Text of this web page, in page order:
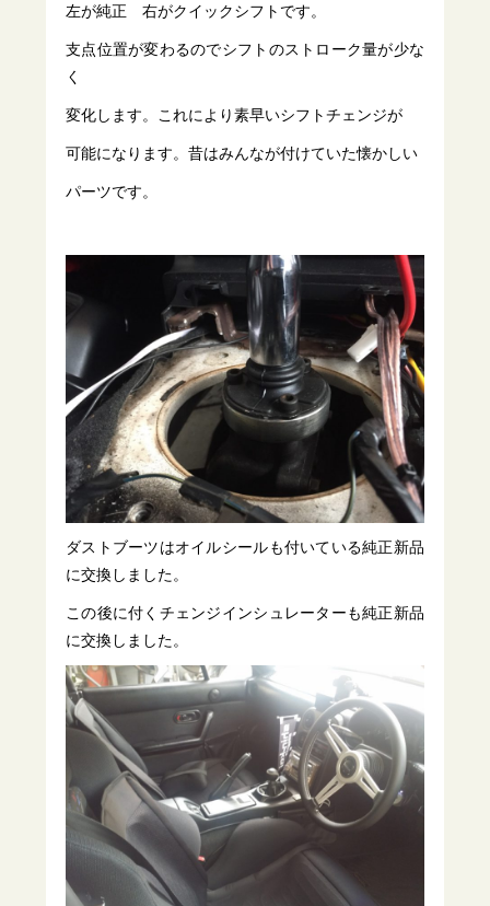
左が純正 右がクイックシフトです。
支点位置が変わるのでシフトのストローク量が少な
く
変化します。これにより素早いシフトチェンジが
可能になります。昔はみんなが付けていた懐かしい
パーツです。
ダストブーツはオイルシールも付いている純正新品
に交換しました。
この後に付くチェンジインシュレーターも純正新品
に交換しました。